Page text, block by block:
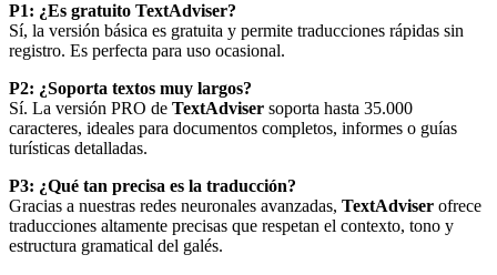
P1: ¿Es gratuito TextAdviser?
Sí, la versión básica es gratuita y permite traducciones rápidas sin
registro. Es perfecta para uso ocasional.
P2: ¿Soporta textos muy largos?
Sí. La versión PRO de TextAdviser soporta hasta 35.000
caracteres, ideales para documentos completos, informes o guías
turísticas detalladas.
P3: ¿Qué tan precisa es la traducción?
Gracias a nuestras redes neuronales avanzadas, TextAdviser ofrece
traducciones altamente precisas que respetan el contexto, tono y
estructura gramatical del galés.